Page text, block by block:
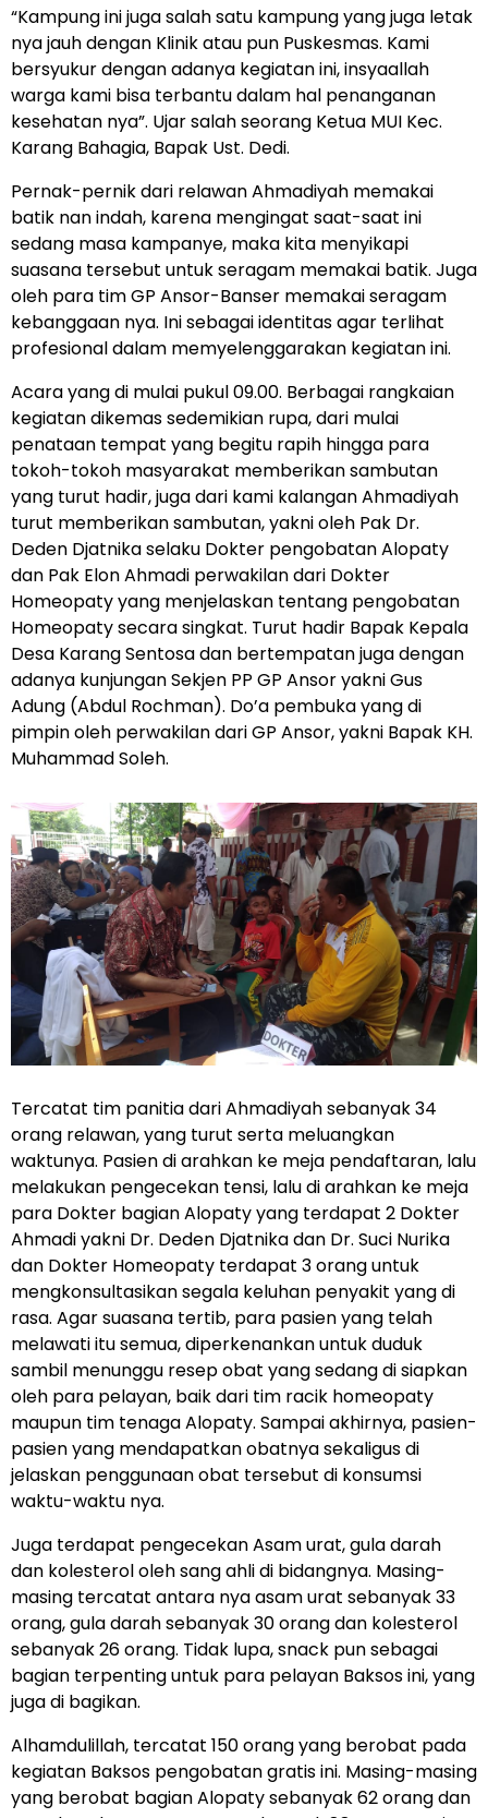
“Kampung ini juga salah satu kampung yang juga letak
nya jauh dengan Klinik atau pun Puskesmas. Kami
bersyukur dengan adanya kegiatan ini, insyaallah
warga kami bisa terbantu dalam hal penanganan
kesehatan nya”. Ujar salah seorang Ketua MUI Kec.
Karang Bahagia, Bapak Ust. Dedi.
Pernak-pernik dari relawan Ahmadiyah memakai
batik nan indah, karena mengingat saat-saat ini
sedang masa kampanye, maka kita menyikapi
suasana tersebut untuk seragam memakai batik. Juga
oleh para tim GP Ansor-Banser memakai seragam
kebanggaan nya. Ini sebagai identitas agar terlihat
profesional dalam memyelenggarakan kegiatan ini.
Acara yang di mulai pukul 09.00. Berbagai rangkaian
kegiatan dikemas sedemikian rupa, dari mulai
penataan tempat yang begitu rapih hingga para
tokoh-tokoh masyarakat memberikan sambutan
yang turut hadir, juga dari kami kalangan Ahmadiyah
turut memberikan sambutan, yakni oleh Pak Dr.
Deden Djatnika selaku Dokter pengobatan Alopaty
dan Pak Elon Ahmadi perwakilan dari Dokter
Homeopaty yang menjelaskan tentang pengobatan
Homeopaty secara singkat. Turut hadir Bapak Kepala
Desa Karang Sentosa dan bertempatan juga dengan
adanya kunjungan Sekjen PP GP Ansor yakni Gus
Adung (Abdul Rochman). Do’a pembuka yang di
pimpin oleh perwakilan dari GP Ansor, yakni Bapak KH.
Muhammad Soleh.
Tercatat tim panitia dari Ahmadiyah sebanyak 34
orang relawan, yang turut serta meluangkan
waktunya. Pasien di arahkan ke meja pendaftaran, lalu
melakukan pengecekan tensi, lalu di arahkan ke meja
para Dokter bagian Alopaty yang terdapat 2 Dokter
Ahmadi yakni Dr. Deden Djatnika dan Dr. Suci Nurika
dan Dokter Homeopaty terdapat 3 orang untuk
mengkonsultasikan segala keluhan penyakit yang di
rasa. Agar suasana tertib, para pasien yang telah
melawati itu semua, diperkenankan untuk duduk
sambil menunggu resep obat yang sedang di siapkan
oleh para pelayan, baik dari tim racik homeopaty
maupun tim tenaga Alopaty. Sampai akhirnya, pasien-
pasien yang mendapatkan obatnya sekaligus di
jelaskan penggunaan obat tersebut di konsumsi
waktu-waktu nya.
Juga terdapat pengecekan Asam urat, gula darah
dan kolesterol oleh sang ahli di bidangnya. Masing-
masing tercatat antara nya asam urat sebanyak 33
orang, gula darah sebanyak 30 orang dan kolesterol
sebanyak 26 orang. Tidak lupa, snack pun sebagai
bagian terpenting untuk para pelayan Baksos ini, yang
juga di bagikan.
Alhamdulillah, tercatat 150 orang yang berobat pada
kegiatan Baksos pengobatan gratis ini. Masing-masing
yang berobat bagian Alopaty sebanyak 62 orang dan